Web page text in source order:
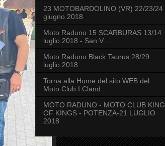
23 MOTOBARDOLINO (VR) 22/23/24
giugno 2018
Moto Raduno 15 SCARBURAS 13/14
luglio 2018 - San V...
Moto Raduno Black Taurus 28/29
luglio 2018
Torna alla Home del sito WEB del
Moto Club I Cland...
MOTO RADUNO - MOTO CLUB KING
OF KINGS - POTENZA-21 LUGLIO
2018